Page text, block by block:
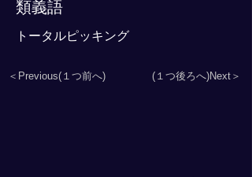
類義語
トータルピッキング
＜Previous(１つ前へ) (１つ後ろへ)Next＞